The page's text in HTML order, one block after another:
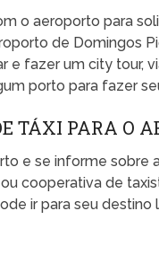
o aeroporto para
de Domingos
e fazer um city tour,
porto para fazer
TÁXI PARA O
e se informe sobre
cooperativa de
ir para seu